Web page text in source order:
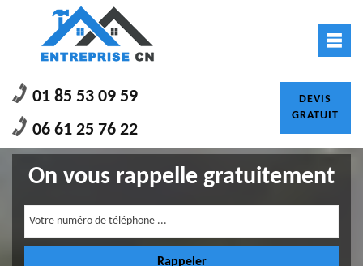
01 85 53 09 59
06 61 25 76 22
DEVIS
GRATUIT
On vous rappelle gratuitement